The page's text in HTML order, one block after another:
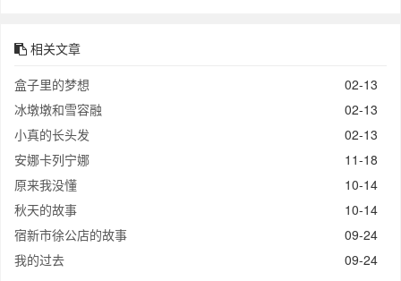
相关文章
02-13
盒子里的梦想
02-13
冰墩墩和雪容融
02-13
小真的长头发
11-18
安娜卡列宁娜
10-14
原来我没懂
10-14
秋天的故事
09-24
宿新市徐公店的故事
09-24
我的过去